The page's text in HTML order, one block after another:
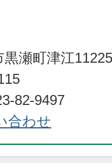
瀬町津江
82-9497
合わせ